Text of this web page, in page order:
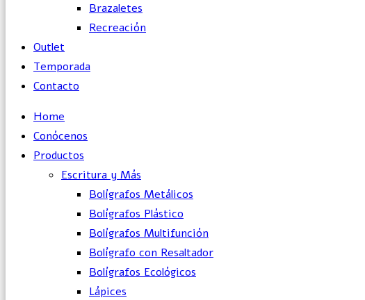
Brazaletes
Recreación
Outlet
Temporada
Contacto
Home
Conócenos
Productos
Escritura y Más
Bolígrafos Metálicos
Bolígrafos Plástico
Bolígrafos Multifunción
Bolígrafo con Resaltador
Bolígrafos Ecológicos
Lápices